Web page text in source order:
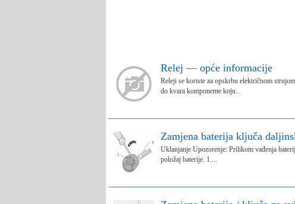
Relej — opće informacije
Releji se koriste za opskrbu električnom
do kvara komponente koju...
Zamjena baterija ključa
Uklanjanje Upozorenje: Prilikom vađenja
položaj baterije. 1....